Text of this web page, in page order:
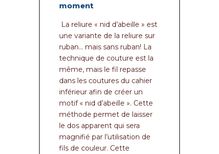
moment
La reliure « nid d’abeille » est
une variante de la reliure sur
ruban… mais sans ruban! La
technique de couture est la
même, mais le fil repasse
dans les coutures du cahier
inférieur afin de créer un
motif « nid d’abeille ». Cette
méthode permet de laisser
le dos apparent qui sera
magnifié par l’utilisation de
fils de couleur. Cette